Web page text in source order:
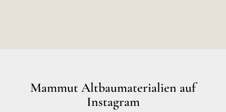
Mammut Altbaumaterialien auf
Instagram